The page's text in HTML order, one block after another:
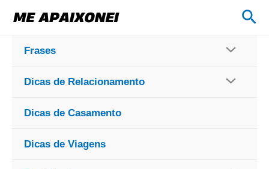
para
conteúdo
Frases
Dicas de Relacionamento
Dicas de Casamento
Dicas de Viagens